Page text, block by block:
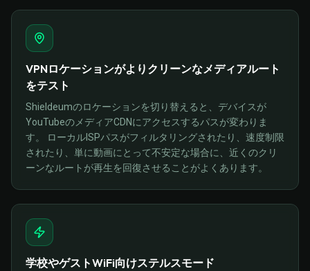
VPNロケーションがよりクリーンなメディアルート
をテスト
Shieldeumのロケーションを切り替えると、デバイスが
YouTubeのメディアCDNにアクセスするパスが変わりま
す。 ローカルISPパスがフィルタリングされたり、速度制限
されたり、単に動画にとって不安定な場合に、近くのクリ
ーンなルートが再生を回復させることがよくあります。
学校やゲストWiFi向けステルスモード